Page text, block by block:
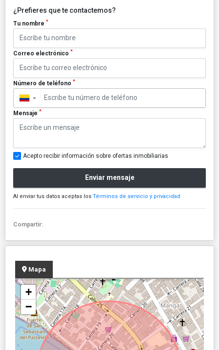
¿Prefieres que te contactemos?
Tu nombre *
Correo electrónico *
Número de teléfono *
▼
Mensaje *
Acepto recibir información sobre ofertas inmobiliarias
Enviar mensaje
Al enviar tus datos aceptas los Términos de servicio y privacidad
Compartir:
Mapa
+
−